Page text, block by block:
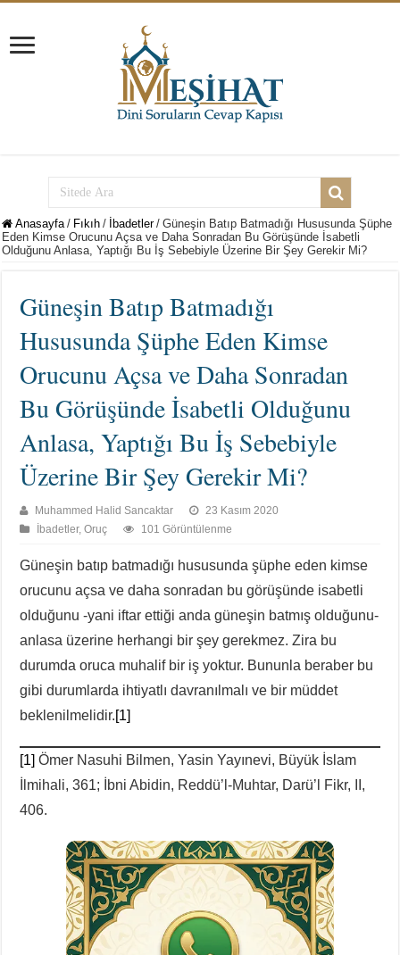
Anasayfa / Fıkıh / İbadetler / Güneşin Batıp Batmadığı Hususunda Şüphe
Eden Kimse Orucunu Açsa ve Daha Sonradan Bu Görüşünde İsabetli
Olduğunu Anlasa, Yaptığı Bu İş Sebebiyle Üzerine Bir Şey Gerekir Mi?
Güneşin Batıp Batmadığı
Hususunda Şüphe Eden Kimse
Orucunu Açsa ve Daha Sonradan
Bu Görüşünde İsabetli Olduğunu
Anlasa, Yaptığı Bu İş Sebebiyle
Üzerine Bir Şey Gerekir Mi?
Muhammed Halid Sancaktar
23 Kasım 2020
İbadetler,Oruç 101 Görüntülenme
Güneşin batıp batmadığı hususunda şüphe eden kimse
orucunu açsa ve daha sonradan bu görüşünde isabetli
olduğunu -yani iftar ettiği anda güneşin batmış olduğunu-
anlasa üzerine herhangi bir şey gerekmez. Zira bu
durumda oruca muhalif bir iş yoktur. Bununla beraber bu
gibi durumlarda ihtiyatlı davranılmalı ve bir müddet
beklenilmelidir.[1]
[1] Ömer Nasuhi Bilmen, Yasin Yayınevi, Büyük İslam
İlmihali, 361; İbni Abidin, Reddü’l-Muhtar, Darü’l Fikr, II,
406.